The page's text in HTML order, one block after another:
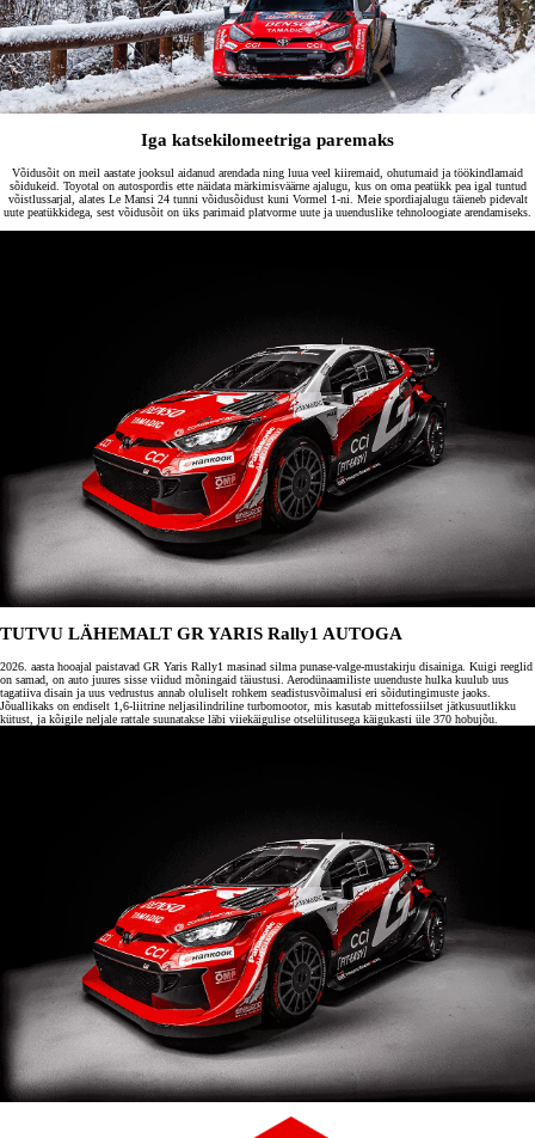
Iga katsekilomeetriga paremaks
Võidusõit on meil aastate jooksul aidanud arendada ning luua veel kiiremaid, ohutumaid ja töökindlamaid
sõidukeid. Toyotal on autospordis ette näidata märkimisväärne ajalugu, kus on oma peatükk pea igal tuntud
võistlussarjal, alates Le Mansi 24 tunni võidusõidust kuni Vormel 1-ni. Meie spordiajalugu täieneb pidevalt
uute peatükkidega, sest võidusõit on üks parimaid platvorme uute ja uuenduslike tehnoloogiate arendamiseks.
TUTVU LÄHEMALT GR YARIS Rally1 AUTOGA
2026. aasta hooajal paistavad GR Yaris Rally1 masinad silma punase-valge-mustakirju disainiga. Kuigi reeglid
on samad, on auto juures sisse viidud mõningaid täiustusi. Aerodünaamiliste uuenduste hulka kuulub uus
tagatiiva disain ja uus vedrustus annab oluliselt rohkem seadistusvõimalusi eri sõidutingimuste jaoks.
Jõuallikaks on endiselt 1,6-liitrine neljasilindriline turbomootor, mis kasutab mittefossiilset jätkusuutlikku
kütust, ja kõigile neljale rattale suunatakse läbi viiekäigulise otselülitusega käigukasti üle 370 hobujõu.